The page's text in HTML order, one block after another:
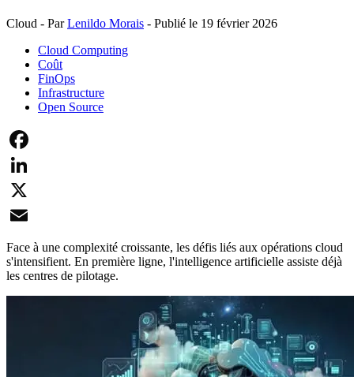
Cloud - ParLenildo Morais - Publié le 19 février 2026
Cloud Computing
Coût
FinOps
Infrastructure
Open Source
Facebook
LinkedIn
X
Email
Face à une complexité croissante, les défis liés aux opérations cloud
s'intensifient. En première ligne, l'intelligence artificielle assiste déjà
les centres de pilotage.